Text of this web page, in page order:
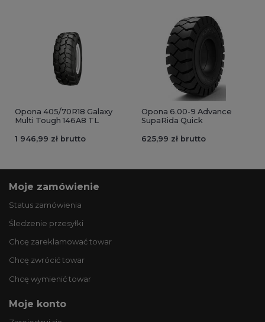
Opona 405/70R18 Galaxy
Multi Tough 146A8 TL
1 946,99 zł brutto
Opona 6.00-9 Advance
SupaRida Quick
625,99 zł brutto
Moje zamówienie
Status zamówienia
Śledzenie przesyłki
Chcę zareklamować towar
Chcę zwrócić towar
Chcę wymienić towar
Moje konto